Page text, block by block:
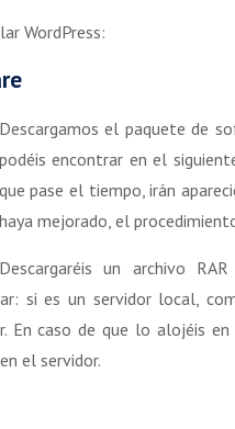
WordPress:
Descargamos el paquete de
podéis encontrar en el
que pase el tiempo, irán
haya mejorado, el
Descargaréis un archivo
si es un servidor local,
En caso de que lo alojéis
el servidor.